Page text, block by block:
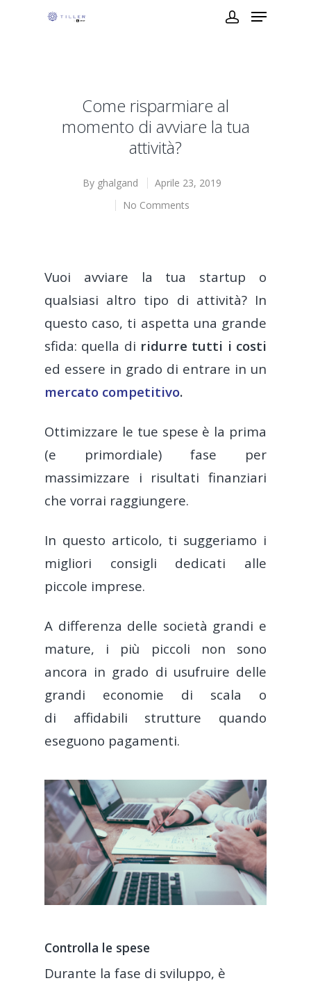
Come risparmiare al
momento di avviare la tua
attività?
By ghalgand
Aprile 23, 2019
No Comments
Vuoi avviare la tua startup o
qualsiasi altro tipo di attività? In
questo caso, ti aspetta una grande
sfida: quella di ridurre tutti i costi
ed essere in grado di entrare in un
mercato competitivo.
Ottimizzare le tue spese è la prima
(e primordiale) fase per
massimizzare i risultati finanziari
che vorrai raggiungere.
In questo articolo, ti suggeriamo i
migliori consigli dedicati alle
piccole imprese.
A differenza delle società grandi e
mature, i più piccoli non sono
ancora in grado di usufruire delle
grandi economie di scala o
di affidabili strutture quando
eseguono pagamenti.
Controlla le spese
Durante la fase di sviluppo, è